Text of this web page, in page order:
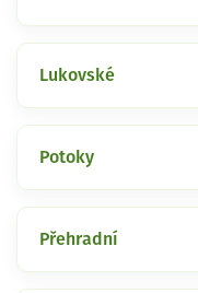
Lukovské
Potoky
Přehradní